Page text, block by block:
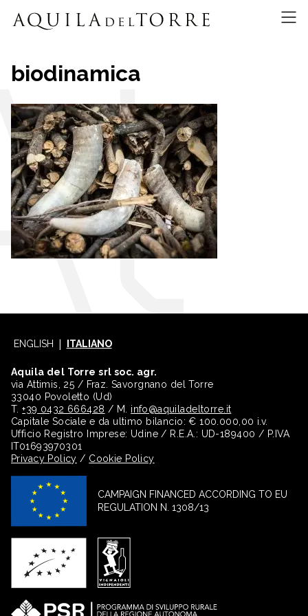
biodinamica
ENGLISH ITALIANO
Aquila del Torre srl soc. agr.
via Attimis, 25 / Fraz. Savorgnano del Torre
33040 Povoletto (Ud)
T.+39 0432 666428 / M. info@aquiladeltorre.it
Capitale Sociale e da ultimo bilancio: € 100.000,00 i.v.
Ufficio Registro Imprese: Udine / R.E.A.: UD-189400 / P.IVA
IT01693970301
Privacy Policy / Cookie Policy
CAMPAIGN FINANCED ACCORDING TO EU
REGULATION N. 1308/13